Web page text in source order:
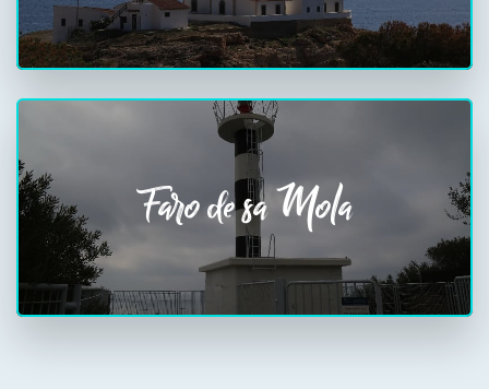
Faro de sa Mola